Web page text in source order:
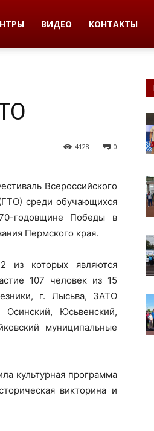
ВИДЕО КОНТАКТЫ
0
4128
Всероссийского
среди обучающихся
годовщине Победы в
Пермского края.
из которых являются
107 человек из 15
г. Лысьва, ЗАТО
Осинский, Юсьвенский,
муниципальные
культурная программа
викторина и